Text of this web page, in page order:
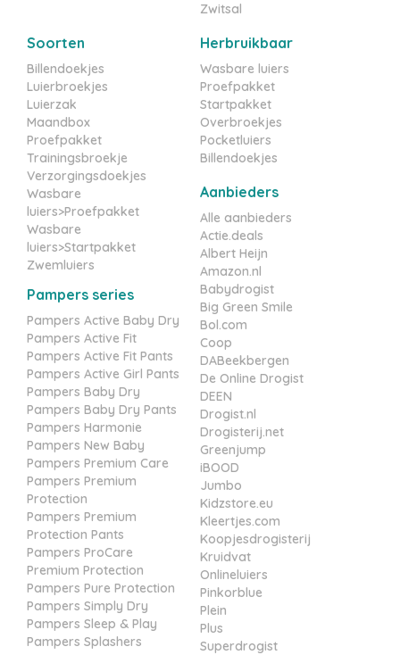
Zwitsal
Soorten
Billendoekjes
Luierbroekjes
Luierzak
Maandbox
Proefpakket
Trainingsbroekje
Verzorgingsdoekjes
Wasbare
luiers>Proefpakket
Wasbare
luiers>Startpakket
Zwemluiers
Pampers series
Pampers Active Baby Dry
Pampers Active Fit
Pampers Active Fit Pants
Pampers Active Girl Pants
Pampers Baby Dry
Pampers Baby Dry Pants
Pampers Harmonie
Pampers New Baby
Pampers Premium Care
Pampers Premium
Protection
Pampers Premium
Protection Pants
Pampers ProCare
Premium Protection
Pampers Pure Protection
Pampers Simply Dry
Pampers Sleep & Play
Pampers Splashers
Herbruikbaar
Wasbare luiers
Proefpakket
Startpakket
Overbroekjes
Pocketluiers
Billendoekjes
Aanbieders
Alle aanbieders
Actie.deals
Albert Heijn
Amazon.nl
Babydrogist
Big Green Smile
Bol.com
Coop
DABeekbergen
De Online Drogist
DEEN
Drogist.nl
Drogisterij.net
Greenjump
iBOOD
Jumbo
Kidzstore.eu
Kleertjes.com
Koopjesdrogisterij
Kruidvat
Onlineluiers
Pinkorblue
Plein
Plus
Superdrogist